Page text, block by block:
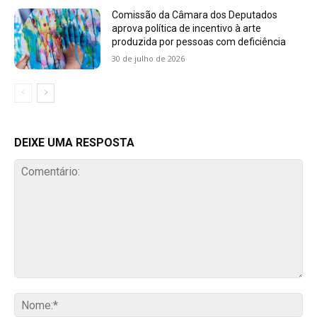
Comissão da Câmara dos Deputados
aprova política de incentivo à arte
produzida por pessoas com deficiência
30 de julho de 2026
DEIXE UMA RESPOSTA